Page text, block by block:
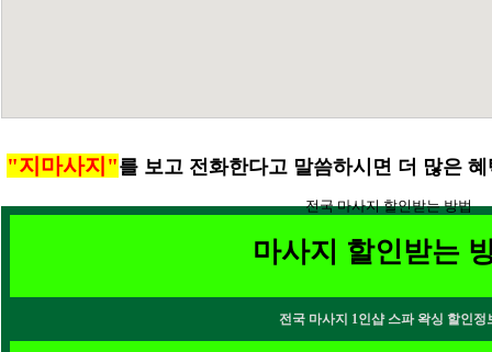
"지마사지"를 보고 전화한다고 말씀하시면 더 많은
전국 마사지 할인받는 방법
마사지 할인받는
전국 마사지 1인샵 스파 왁싱 할인정